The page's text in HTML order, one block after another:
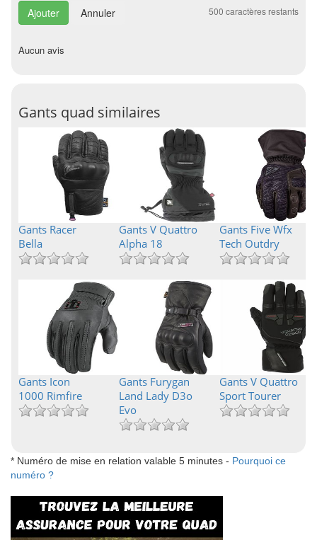
Annuler 500 caractères restants
Aucun avis
Gants quad similaires
Gants Racer
Bella
Gants V Quattro
Alpha 18
Gants Five Wfx
Tech Outdry
Gants Icon
1000 Rimfire
Gants Furygan
Land Lady D3o
Evo
Gants V Quattro
Sport Tourer
* Numéro de mise en relation valable 5 minutes - Pourquoi ce
numéro ?